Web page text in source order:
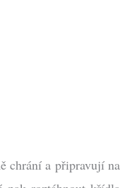
chrání a připravují na